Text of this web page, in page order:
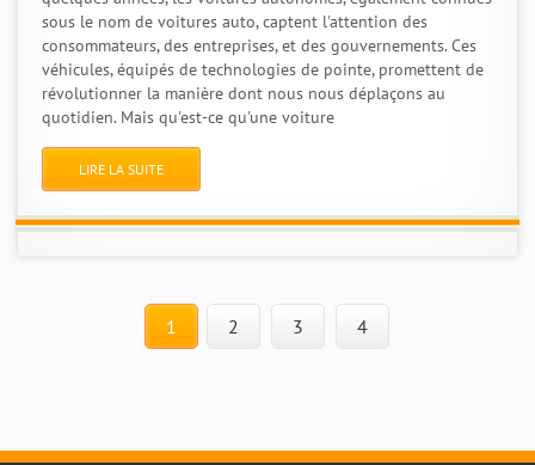
sous le nom de voitures auto, captent l'attention des
consommateurs, des entreprises, et des gouvernements. Ces
véhicules, équipés de technologies de pointe, promettent de
révolutionner la manière dont nous nous déplaçons au
quotidien. Mais qu'est-ce qu'une voiture
LIRE LA SUITE
1 2 3 4